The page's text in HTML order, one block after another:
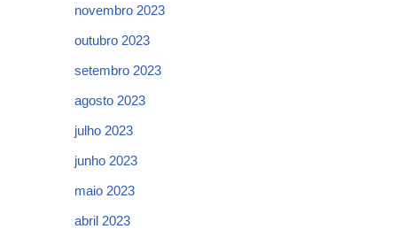
novembro 2023
outubro 2023
setembro 2023
agosto 2023
julho 2023
junho 2023
maio 2023
abril 2023